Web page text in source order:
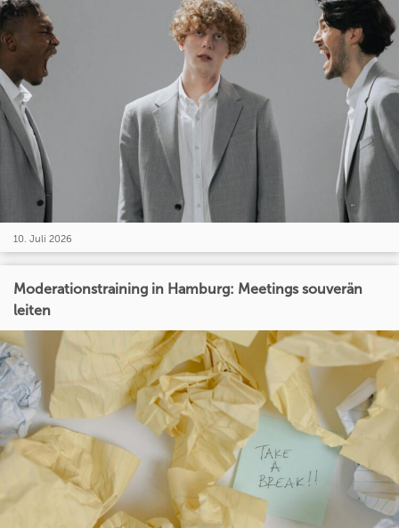
10. Juli 2026
Moderationstraining in Hamburg: Meetings souverän
leiten